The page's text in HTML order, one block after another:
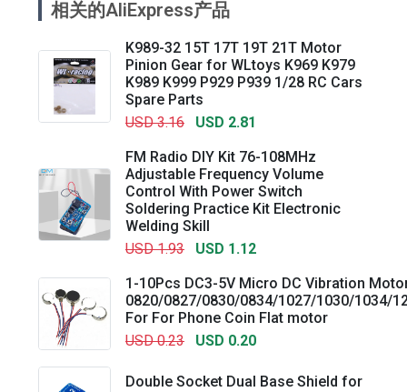
相关的AliExpress产品
K989-32 15T 17T 19T 21T Motor
Pinion Gear for WLtoys K969 K979
K989 K999 P929 P939 1/28 RC Cars
Spare Parts
USD 3.16
USD 2.81
FM Radio DIY Kit 76-108MHz
Adjustable Frequency Volume
Control With Power Switch
Soldering Practice Kit Electronic
Welding Skill
USD 1.93
USD 1.12
1-10Pcs DC3-5V Micro DC Vibration
0820/0827/0830/0834/1027/1030/1034/
For For Phone Coin Flat motor
USD 0.23
USD 0.20
Double Socket Dual Base Shield for